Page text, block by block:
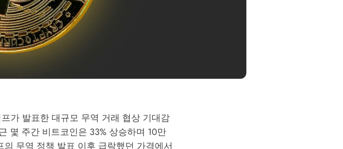
가 발표한 대규모 무역 거래 협상 기대감
몇 주간 비트코인은 33% 상승하며 10만
무역 정책 발표 이후 급락했던 가격에서